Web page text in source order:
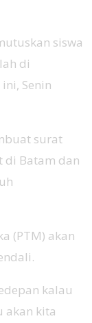
siswa
di
Senin
surat
di Batam dan
(PTM) akan
kalau
akan kita